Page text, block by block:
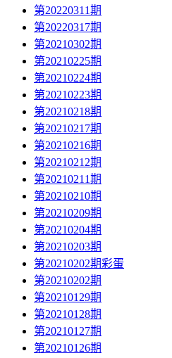
第20220311期
第20220317期
第20210302期
第20210225期
第20210224期
第20210223期
第20210218期
第20210217期
第20210216期
第20210212期
第20210211期
第20210210期
第20210209期
第20210204期
第20210203期
第20210202期彩蛋
第20210202期
第20210129期
第20210128期
第20210127期
第20210126期